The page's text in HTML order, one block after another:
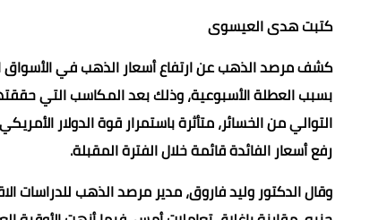
كتبت هدى العيسوى
كشف مرصد الذهب عن ارتفاع أسعار الذهب في الأسواق
بسبب العطلة الأسبوعية، وذلك بعد المكاسب التي
التوالي من الخسائر، متأثرة باستمرار قوة الدولار
رفع أسعار الفائدة قائمة خلال الفترة المقبلة.